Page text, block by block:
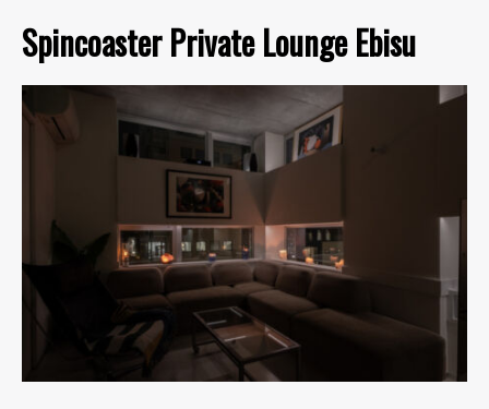
Spincoaster Private Lounge Ebisu